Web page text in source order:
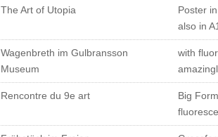
The Art of Utopia
Poster
also in
Wagenbreth im Gulbransson
Museum
with
Rencontre du 9e art
Big